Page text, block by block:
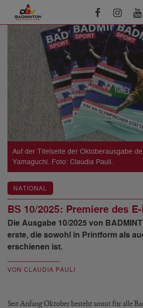
Auf der Titelseite der Oktoberausgabe
Yamaguchi. Foto: Claudia Pauli.
NATIONAL
BS 10/2025: Premiere des
Die Ausgabe 10/2025 von
erste, die sowohl in Printform als
erschienen ist.
VON CLAUDIA PAULI
Seit Anfang Oktober besteht somit für alle